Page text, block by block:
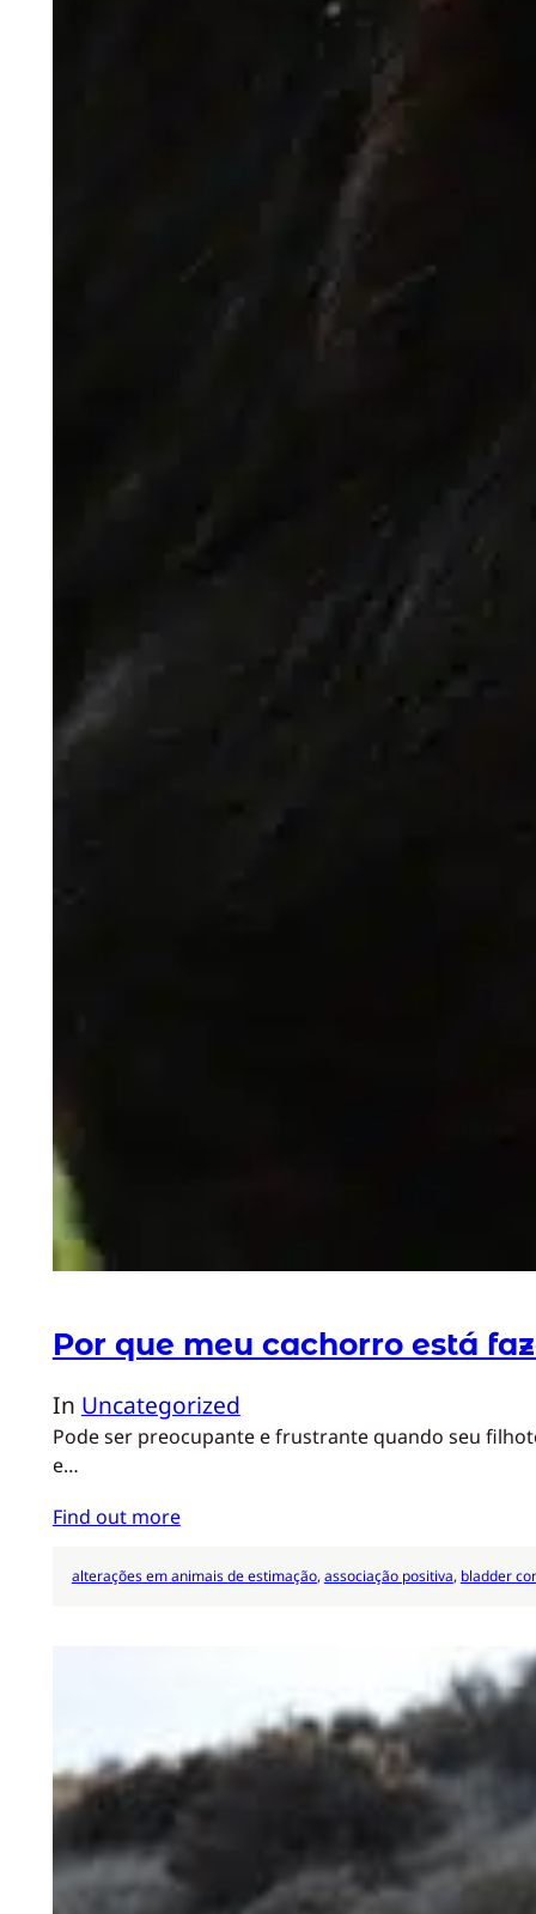
Por que meu cachorro está
In Uncategorized
Pode ser preocupante e frustrante quando seu
e…
Find out more
alterações em animais de estimação, associação positiva, bladder